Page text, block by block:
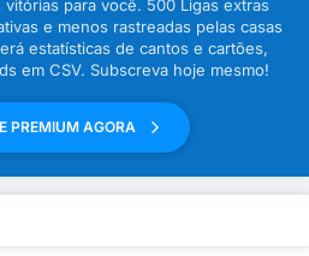
vitórias para você. 500 Ligas extras
e menos rastreadas pelas casas
estatísticas de cantos e cartões,
em CSV. Subscreva hoje mesmo!
PREMIUM AGORA